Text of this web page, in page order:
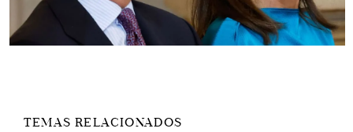
TEMAS RELACIONADOS